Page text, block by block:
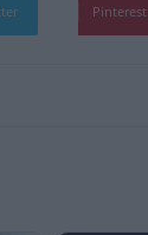
Pinterest